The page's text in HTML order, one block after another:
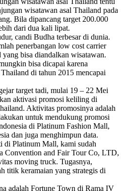
wisatawan asal Thailand pada
Bila dipancang target 200.000
dari dua kali lipat.
candi Budha terbesar di dunia.
penerbangan low cost carrier
bisa diandalkan wisatawan.
bisa dicapai karena
di tahun 2015 mencapai
target tadi, mulai 19 – 22 Mei
aktivasi promosi keliling di
Aktivitas promosinya adalah
untuk mendukung promosi
di Platinum Fashion Mall,
dan juga menghimpun data.
di Platinum Mall, kami sudah
Convention and Fair Tour Co, LTD,
moving truck. Tugasnya,
titik keramaian yang strategis di
adalah Fortune Town di Rama IV